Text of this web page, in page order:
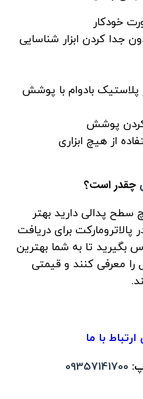
خودکار
جدا کردن ابزار شناسایی
بادوام با پوشش
کردن پوشش
از هیچ ابزاری
چقدر است؟
سطح پدالی دارید بهتر
پالاترومارکت برای دریافت
بگیرید تا به شما بهترین
معرفی کنند و قیمتی
ارتباط با ما
09357141700